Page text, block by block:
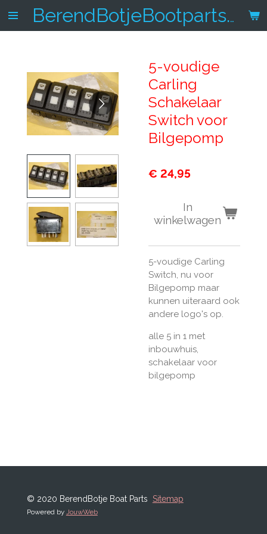
Ga
BerendBotjeBootparts.nl
5-voudige
Carling
Schakelaar
Switch voor
Bilgepomp
€ 24,95
In
winkelwagen
5-voudige Carling
Switch, nu voor
Bilgepomp maar
kunnen uiteraard ook
andere logo's op.
alle 5 in 1 met
inbouwhuis,
schakelaar voor
bilgepomp
© 2020 BerendBotje Boat Parts Sitemap
Powered by JouwWeb